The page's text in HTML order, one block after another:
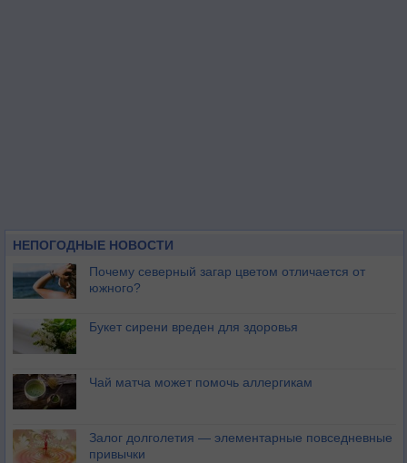
НЕПОГОДНЫЕ НОВОСТИ
Почему северный загар цветом отличается от
южного?
Букет сирени вреден для здоровья
Чай матча может помочь аллергикам
Залог долголетия — элементарные повседневные
привычки